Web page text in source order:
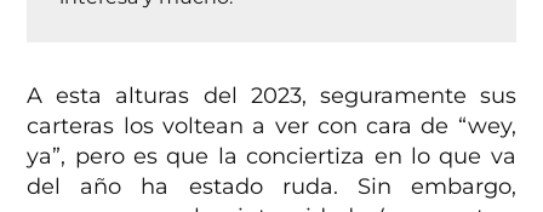
A esta alturas del 2023, seguramente sus
carteras los voltean a ver con cara de “wey,
ya”, pero es que la conciertiza en lo que va
del año ha estado ruda. Sin embargo,